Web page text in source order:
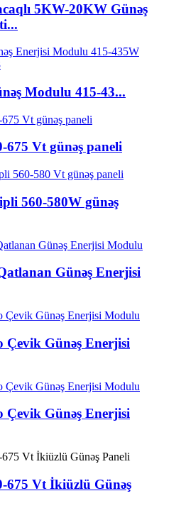
5KW-20KW Günəş
Modulu 415-43...
675 Vt günəş paneli
560-580W günəş
Günəş Enerjisi
Çevik Günəş Enerjisi
Çevik Günəş Enerjisi
675 Vt İkiüzlü Günəş